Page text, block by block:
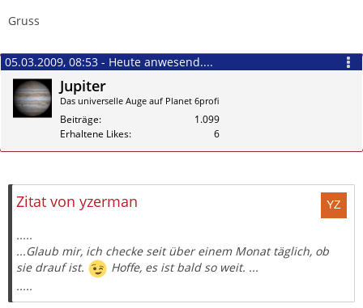
Gruss
05.03.2009, 08:53 - Heute anwesend....
Jupiter
Das universelle Auge auf Planet 6profi
Beiträge
1.099
Erhaltene Likes
6
Zitat von yzerman
.....
...Glaub mir, ich checke seit über einem Monat täglich, ob
sie drauf ist.
Hoffe, es ist bald so weit. ...
.....
Zitieren